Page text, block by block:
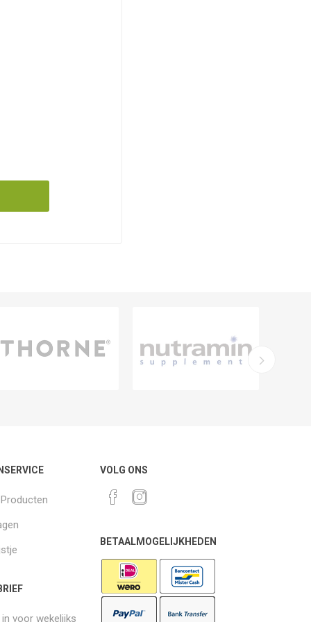
voor wekelijks
VOLG ONS
BETAALMOGELIJKHEDEN